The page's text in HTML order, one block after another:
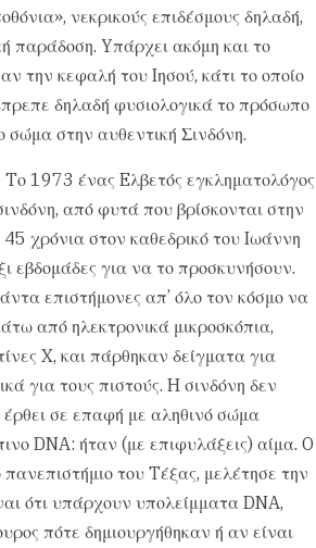
νεκρικούς επιδέσμους δηλαδή,
παράδοση. Yπάρχει ακόμη και το
την κεφαλή του Iησού, κάτι το οποίο
δηλαδή φυσιολογικά το πρόσωπο
στην αυθεντική Σινδόνη.
1973 ένας Eλβετός εγκληματολόγος
από φυτά που βρίσκονται στην
χρόνια στον καθεδρικό του Iωάννη
εβδομάδες για να το προσκυνήσουν.
επιστήμονες απ’ όλο τον κόσμο να
από ηλεκτρονικά μικροσκόπια,
X, και πάρθηκαν δείγματα για
για τους πιστούς. H σινδόνη δεν
έρθει σε επαφή με αληθινό σώμα
DNA: ήταν (με επιφυλάξεις) αίμα. O
του Tέξας, μελέτησε την
ότι υπάρχουν υπολείμματα DNA,
πότε δημιουργήθηκαν ή αν είναι